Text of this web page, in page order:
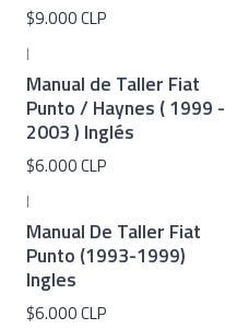
$9.000 CLP
|
Manual de Taller Fiat
Punto / Haynes ( 1999 -
2003 ) Inglés
$6.000 CLP
|
Manual De Taller Fiat
Punto (1993-1999)
Ingles
$6.000 CLP